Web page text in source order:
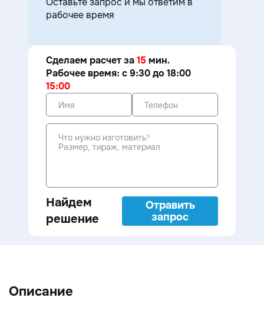
рабочее время
Сделаем расчет за15 мин.
Рабочее время: с 9:30 до 18:00
15:00
Найдем
решение
Отравить
запрос
Описание